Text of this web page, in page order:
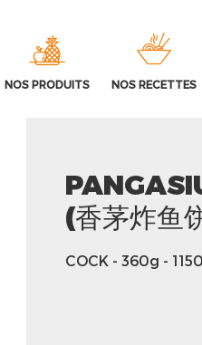
NOS PRODUITS NOS RECETTES
(香茅炸鱼
COCK - 360g -